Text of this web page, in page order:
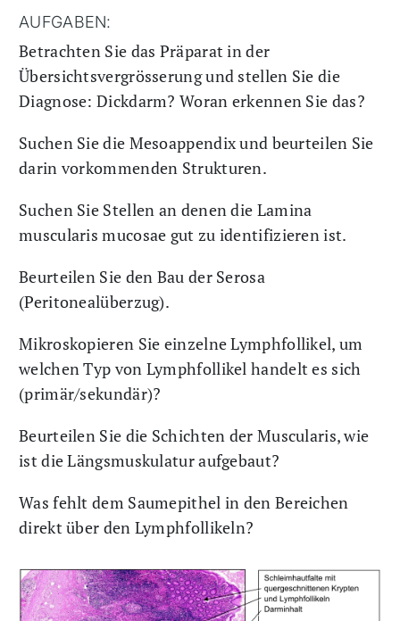
AUFGABEN:
Betrachten Sie das Präparat in der
Übersichtsvergrösserung und stellen Sie die
Diagnose: Dickdarm? Woran erkennen Sie das?
Suchen Sie die Mesoappendix und beurteilen Sie
darin vorkommenden Strukturen.
Suchen Sie Stellen an denen die Lamina
muscularis mucosae gut zu identifizieren ist.
Beurteilen Sie den Bau der Serosa
(Peritonealüberzug).
Mikroskopieren Sie einzelne Lymphfollikel, um
welchen Typ von Lymphfollikel handelt es sich
(primär/sekundär)?
Beurteilen Sie die Schichten der Muscularis, wie
ist die Längsmuskulatur aufgebaut?
Was fehlt dem Saumepithel in den Bereichen
direkt über den Lymphfollikeln?